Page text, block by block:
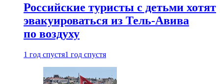
Российские туристы с детьми хотят
эвакуироваться из Тель-Авива
по воздуху
1 год спустя1 год спустя